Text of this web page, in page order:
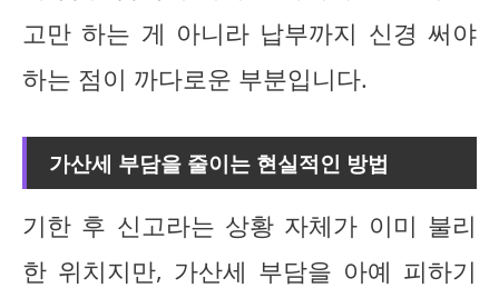
고만 하는 게 아니라 납부까지 신경 써야
하는 점이 까다로운 부분입니다.
가산세 부담을 줄이는 현실적인 방법
기한 후 신고라는 상황 자체가 이미 불리
한 위치지만, 가산세 부담을 아예 피하기